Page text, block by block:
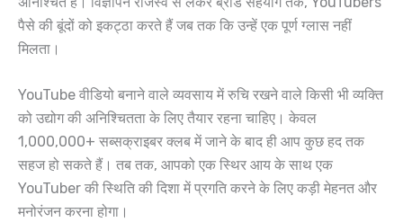
पैसे की बूंदों को इकट्ठा करते हैं जब तक कि उन्हें एक पूर्ण ग्लास नहीं
मिलता।
YouTube वीडियो बनाने वाले व्यवसाय में रुचि रखने वाले किसी भी व्यक्ति
को उद्योग की अनिश्चितता के लिए तैयार रहना चाहिए। केवल
1,000,000+ सब्सक्राइबर क्लब में जाने के बाद ही आप कुछ हद तक
सहज हो सकते हैं। तब तक, आपको एक स्थिर आय के साथ एक
YouTuber की स्थिति की दिशा में प्रगति करने के लिए कड़ी मेहनत और
मनोरंजन करना होगा।